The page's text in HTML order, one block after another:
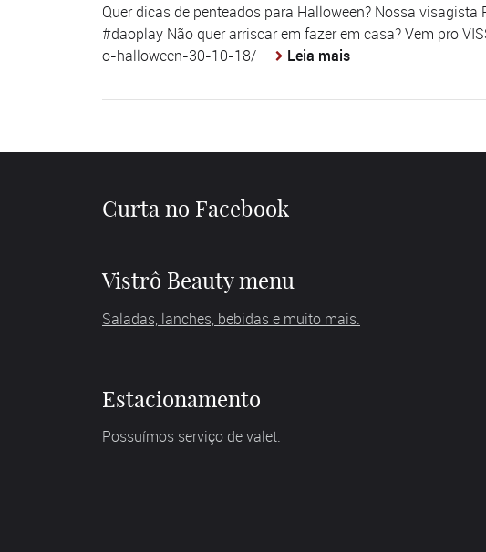
Quer dicas de penteados para Halloween? Nossa
#daoplay Não quer arriscar em fazer em casa? Vem pro
o-halloween-30-10-18/
Leia mais
Curta no Facebook
Vistrô Beauty menu
Saladas, lanches, bebidas e muito mais.
Estacionamento
Possuímos serviço de valet.